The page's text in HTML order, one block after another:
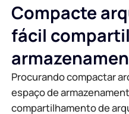
Compacte
fácil
Procurando compactar
espaço de
compartilhamento de